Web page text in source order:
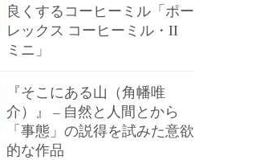
良くするコーヒーミル「ポー
レックス コーヒーミル・II
ミニ」
『そこにある山（角幡唯
介）』 – 自然と人間とから
「事態」の説得を試みた意欲
的な作品